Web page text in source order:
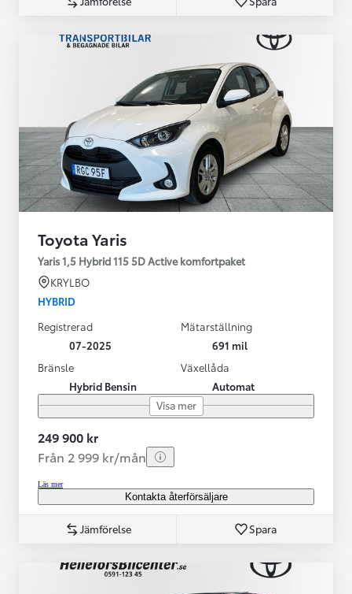
Toyota Yaris
Yaris 1,5 Hybrid 115 5D Active komfortpaket
KRYLBO
HYBRID
Registrerad
07-2025
Mätarställning
691 mil
Bränsle
Hybrid Bensin
Växellåda
Automat
Visa mer
249 900 kr
Från 2 999 kr/mån
Läs mer
Kontakta återförsäljare
Jämförelse Spara